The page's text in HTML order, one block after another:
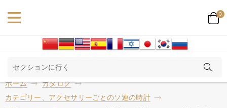
0
ホーム
カタログ
カテゴリー、アクセサリーごとのソ連の時計